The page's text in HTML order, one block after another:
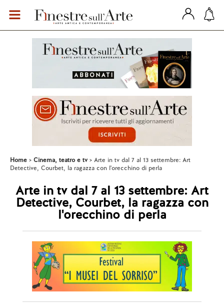
Home Cinema, teatro e tv
Arte in tv dal 7 al 13 settembre: Art
Detective, Courbet, la ragazza con l'orecchino di perla
Arte in tv dal 7 al 13 settembre: Art
Detective, Courbet, la ragazza con
l'orecchino di perla